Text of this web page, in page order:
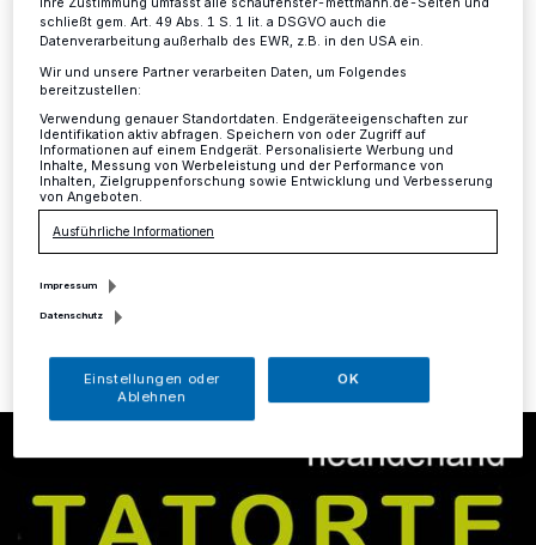
Ateliers am 30. April und 1. Mai
Kreis·Der Kreis Mettmann lädt bildende Künstlerinnen
und Künstler mit Atelier im neanderland ein, sich am 30.
April und 1. Mai 2022 an der Aktion „neanderland
TATORTE – offene Ateliers“ zu beteiligen. Die Ateliers
sollen am Samstag von 14 bis 18 Uhr und am Sonntag
von 11 bis 18 Uhr geöffnet sein.
Ihre Zustimmung umfasst alle schaufenster-mettmann.de-Seiten und
schließt gem. Art. 49 Abs. 1 S. 1 lit. a DSGVO auch die
Datenverarbeitung außerhalb des EWR, z.B. in den USA ein.
Wir und unsere Partner verarbeiten Daten, um Folgendes
bereitzustellen:
Verwendung genauer Standortdaten. Endgeräteeigenschaften zur
Identifikation aktiv abfragen. Speichern von oder Zugriff auf
Informationen auf einem Endgerät. Personalisierte Werbung und
Inhalte, Messung von Werbeleistung und der Performance von
Inhalten, Zielgruppenforschung sowie Entwicklung und Verbesserung
von Angeboten.
Ausführliche Informationen
Impressum
Datenschutz
Einstellungen oder
Ablehnen
OK